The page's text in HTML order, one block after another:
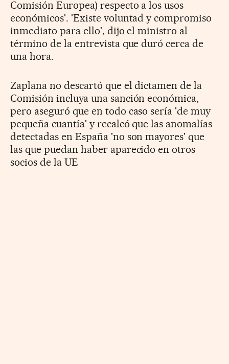
Comisión Europea) respecto a los usos
económicos'. 'Existe voluntad y compromiso
inmediato para ello', dijo el ministro al
término de la entrevista que duró cerca de
una hora.
Zaplana no descartó que el dictamen de la
Comisión incluya una sanción económica,
pero aseguró que en todo caso sería 'de muy
pequeña cuantía' y recalcó que las anomalías
detectadas en España 'no son mayores' que
las que puedan haber aparecido en otros
socios de la UE